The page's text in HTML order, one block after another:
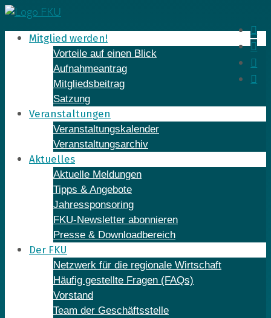
Skip
to
contentMitglied werden!
Vorteile auf einen Blick
Aufnahmeantrag
Mitgliedsbeitrag
Satzung
Veranstaltungen
Veranstaltungskalender
Veranstaltungsarchiv
Aktuelles
Aktuelle Meldungen
Tipps & Angebote
Jahressponsoring
FKU-Newsletter abonnieren
Presse & Downloadbereich
Der FKU
Netzwerk für die regionale Wirtschaft
Häufig gestellte Fragen (FAQs)
Vorstand
Team der Geschäftsstelle